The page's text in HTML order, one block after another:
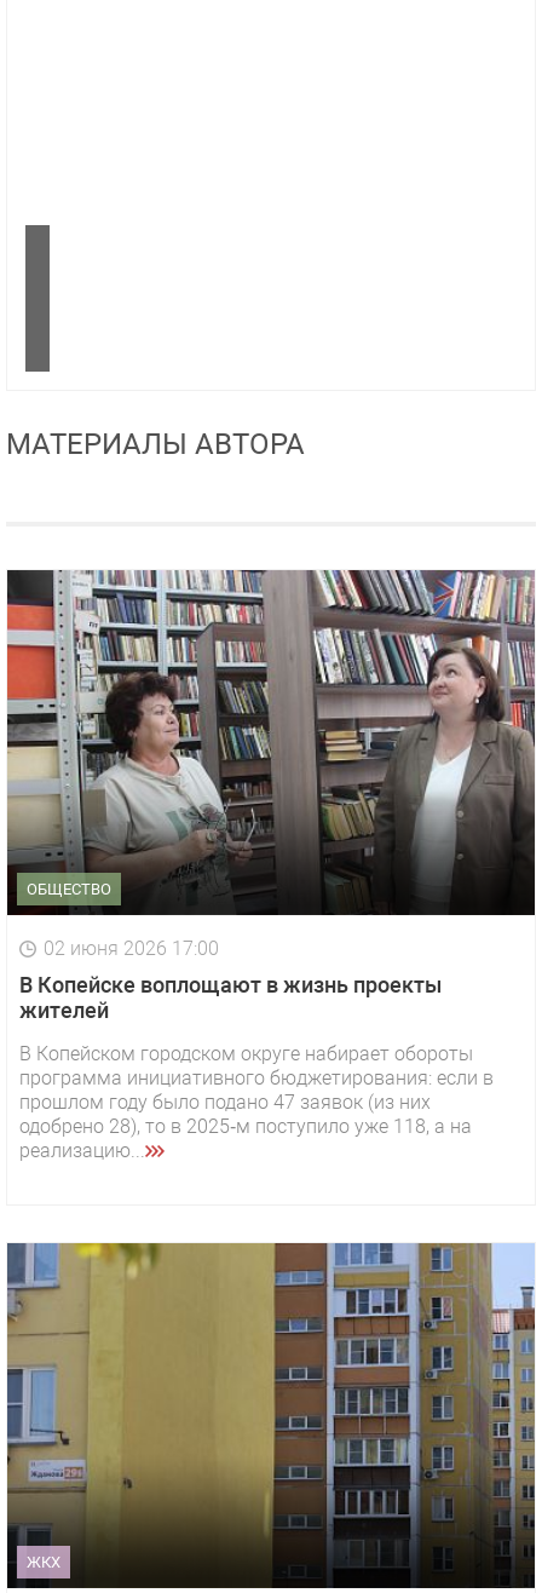
МАТЕРИАЛЫ АВТОРА
ОБЩЕСТВО
02 июня 2026 17:00
В Копейске воплощают в жизнь проекты
жителей
В Копейском городском округе набирает обороты
программа инициативного бюджетирования: если в
прошлом году было подано 47 заявок (из них
одобрено 28), то в 2025‑м поступило уже 118, а на
реализацию...
ЖКХ